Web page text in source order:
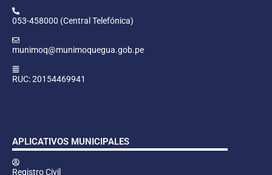
053-458000 (Central Telefónica)
munimoq@munimoquegua.gob.pe
RUC: 20154469941
APLICATIVOS MUNICIPALES
Registro Civil